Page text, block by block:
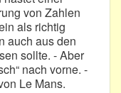
von Zahlen
als richtig
auch aus den
sollte. - Aber
nach vorne. -
Le Mans.